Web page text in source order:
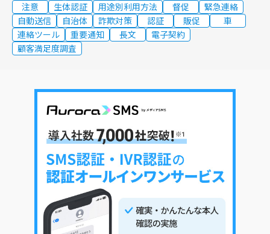
注意
生体認証 用途別利用方法 督促
緊急連絡
自動送信
自治体 詐欺対策 認証 販促
車
連絡ツール
重要通知 長文
電子契約
顧客満足度調査